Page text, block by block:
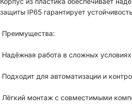
защиты IP65 гарантирует
Преимущества:
Надёжная работа в сложных
Подходит для автоматизации и
Лёгкий монтаж с совместимыми